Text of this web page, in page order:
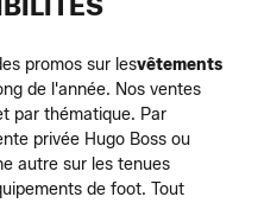
promos sur lesvêtements
de l'année. Nos ventes
par thématique. Par
privée Hugo Boss ou
autre sur les tenues
de foot. Tout